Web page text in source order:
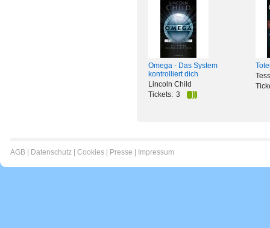
Omega - Das System
kontrolliert dich
Lincoln Child
Tickets: 3
AGB Datenschutz Cookies Presse Impressum